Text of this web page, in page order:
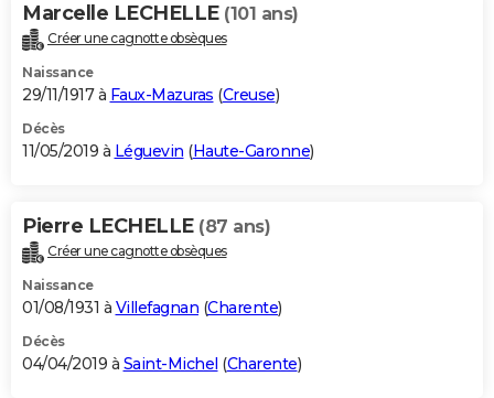
Marcelle LECHELLE (101 ans)
Créer une cagnotte obsèques
Naissance
29/11/1917 à Faux-Mazuras (Creuse)
Décès
11/05/2019 à Léguevin (Haute-Garonne)
Pierre LECHELLE (87 ans)
Créer une cagnotte obsèques
Naissance
01/08/1931 à Villefagnan (Charente)
Décès
04/04/2019 à Saint-Michel (Charente)